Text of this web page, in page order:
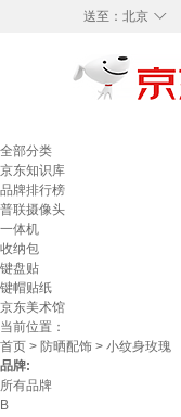
◇
送至： 北京
全部分类
京东知识库
品牌排行榜
普联摄像头
一体机
收纳包
键盘贴
键帽贴纸
京东美术馆
当前位置：
首页 > 防晒配饰 > 小纹身玫瑰
品牌:
所有品牌
B